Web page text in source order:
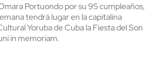
Portuondo por su 95 cumpleaños,
tendrá lugar en la capitalina
Yoruba de Cuba la Fiesta del Son
in memoriam.